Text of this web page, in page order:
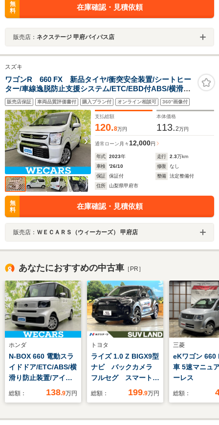
無
料
在庫確認・見積依頼
販売店： ネクステージ 甲府バイパス店
スズキ
ワゴンR 660 FX 新品タイヤ/衝突安全装置/シートヒー
ター/車線逸脱防止支援システム/ETC/EBD付ABS/横滑り
防止装置/エアバッグ 運転席/エアバッグ 助手席/パワーウ
インドウ/エンジンスタートボタン
販売店保証 車両品質評価書付 購入プラン付 オンライン相談可 360°画像付
支払総額
120.8万円
本体価格
113.2万円
通常ローン 月々 12,000円
年式 2023年 走行 2.3万km
車検
'26/10 修復
なし
保証
保証付 整備
法定整備付
住所
山梨県甲府市
無
料
在庫確認・見積依頼
販売店： ＷＥＣＡＲＳ（ウィーカーズ） 甲府店
あなたにおすすめの中古車 ［PR］
ホンダ
N-BOX 660 電動スラ
イドドア/ETC/ABS/横
滑り防止装置/アイド
リングストップ/ホン
アバッグ 助手席/エン
総額： 138.9万円
トヨタ
ライズ 1.0 Z BIGX9型
ナビ バックカメラ
フルセグ スマートア
シスト レーダークル
ッド 純正17インチ
総額： 199.9万円
三菱
eKワゴン 660
車 5速マニュアル キ
ーレス
総額：